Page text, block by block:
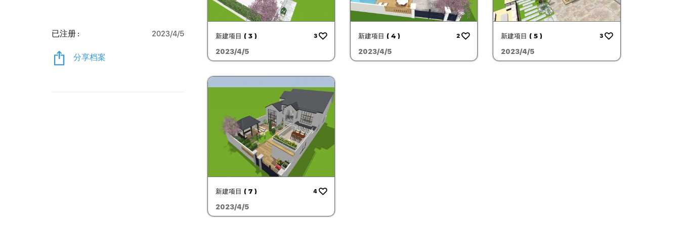
已注册 : 2023/4/5
分享档案
新建项目 ( 3 ) 3
2023/4/5
新建项目 ( 4 ) 2
2023/4/5
新建项目 ( 5 ) 3
2023/4/5
新建项目 ( 7 ) 4
2023/4/5